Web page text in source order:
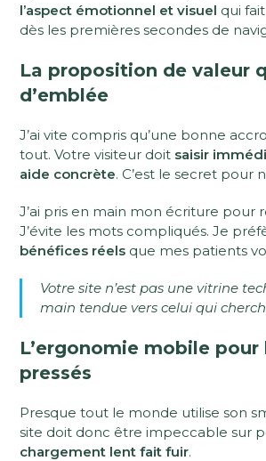
l’aspect émotionnel et visuel qui
dès les premières secondes de
La proposition de valeur
d’emblée
J’ai vite compris qu’une bonne
tout. Votre visiteur doit saisir
aide concrète. C’est le secret pour
J’ai pris en main mon écriture pour
J’évite les mots compliqués. Je
bénéfices réels que mes patients
Votre site n’est pas une vitrine
main tendue vers celui qui
L’ergonomie mobile
pressés
Presque tout le monde utilise son
site doit donc être impeccable sur
chargement lent fait fuir.